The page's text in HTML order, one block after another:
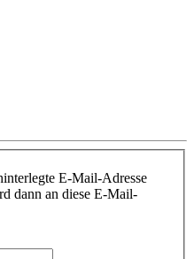
E-Mail-Adresse
dann an diese E-Mail-